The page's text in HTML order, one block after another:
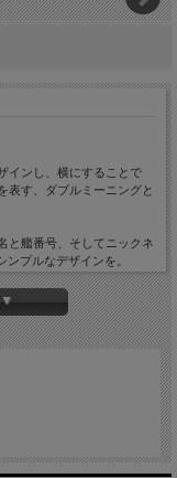
インし、横にすることで
表す、ダブルミーニングと
と艦番号、そしてニックネ
プルなデザインを。
象徴である髑髏が描かれて
つかないのも魅力です。
▼